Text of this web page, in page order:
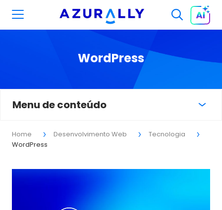
WordPress
Home Desenvolvimento Web
Tecnologia
WordPress
Menu de conteúdo